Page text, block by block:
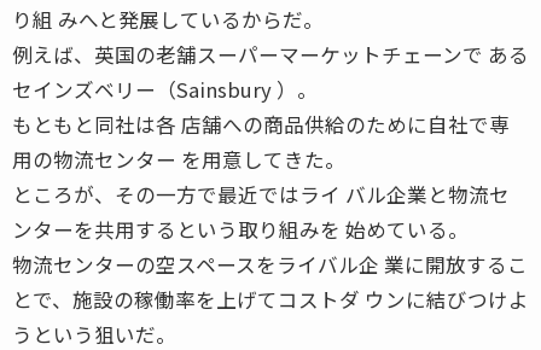
り組 みへと発展しているからだ。
例えば、英国の老舗スーパーマーケットチェーンで ある
セインズベリー（Sainsbury ）。
もともと同社は各 店舗への商品供給のために自社で専
用の物流センター を用意してきた。
ところが、その一方で最近ではライ バル企業と物流セ
ンターを共用するという取り組みを 始めている。
物流センターの空スペースをライバル企 業に開放するこ
とで、施設の稼働率を上げてコストダ ウンに結びつけよ
うという狙いだ。